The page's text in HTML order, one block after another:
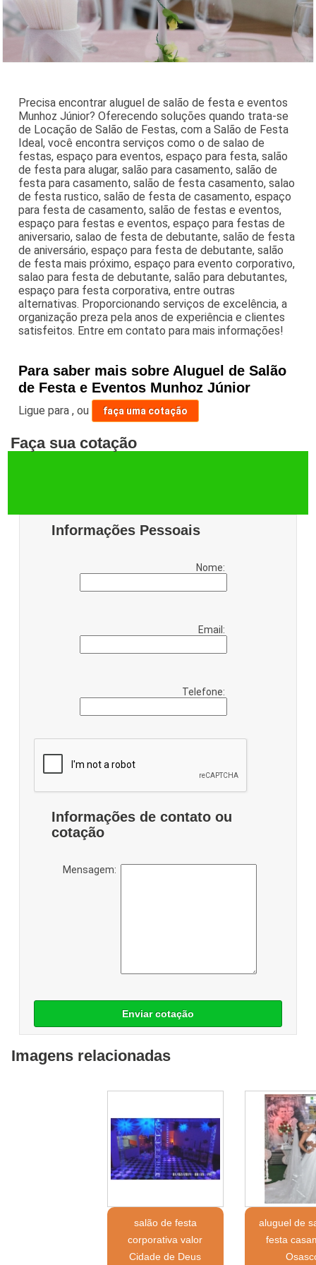
Precisa encontrar aluguel de salão de festa e eventos
Munhoz Júnior? Oferecendo soluções quando trata-se
de Locação de Salão de Festas, com a Salão de Festa
Ideal, você encontra serviços como o de salao de
festas, espaço para eventos, espaço para festa, salão
de festa para alugar, salão para casamento, salão de
festa para casamento, salão de festa casamento, salao
de festa rustico, salão de festa de casamento, espaço
para festa de casamento, salão de festas e eventos,
espaço para festas e eventos, espaço para festas de
aniversario, salao de festa de debutante, salão de festa
de aniversário, espaço para festa de debutante, salão
de festa mais próximo, espaço para evento corporativo,
salao para festa de debutante, salão para debutantes,
espaço para festa corporativa, entre outras
alternativas. Proporcionando serviços de excelência, a
organização preza pela anos de experiência e clientes
satisfeitos. Entre em contato para mais informações!
Para saber mais sobre Aluguel de Salão
de Festa e Eventos Munhoz Júnior
Ligue para,ou faça uma cotação
Faça sua cotação
Informações Pessoais
Nome:
Email:
Telefone:
Informações de contato ou
cotação
Mensagem:
Enviar cotação
Imagens relacionadas
salão de festa
corporativa valor
Cidade de Deus
aluguel de
festa